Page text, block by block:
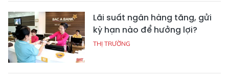
Lãi suất ngân hàng tăng, gửi
kỳ hạn nào để hưởng lợi?
THỊ TRƯỜNG